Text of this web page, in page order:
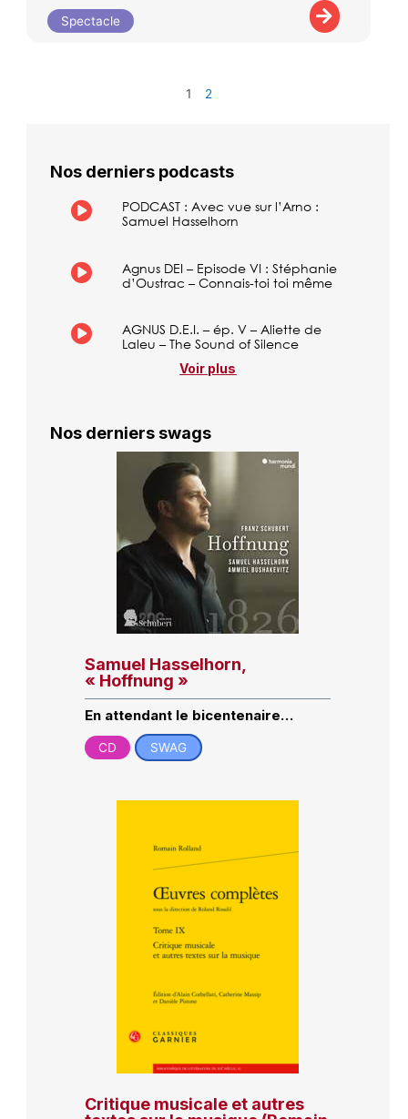
Spectacle
1 2
Nos derniers podcasts
PODCAST : Avec vue sur l’Arno :
Samuel Hasselhorn
Agnus DEI – Episode VI : Stéphanie
d’Oustrac – Connais-toi toi même
AGNUS D.E.I. – ép. V – Aliette de
Laleu – The Sound of Silence
Voir plus
Nos derniers swags
Samuel Hasselhorn,
« Hoffnung »
En attendant le bicentenaire…
CD SWAG
Critique musicale et autres